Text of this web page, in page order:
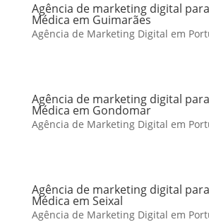
Agência de marketing digital
Médica em Guimarães
Agência de Marketing Digital em
Agência de marketing digital
Médica em Gondomar
Agência de Marketing Digital em
Agência de marketing digital
Médica em Seixal
Agência de Marketing Digital em